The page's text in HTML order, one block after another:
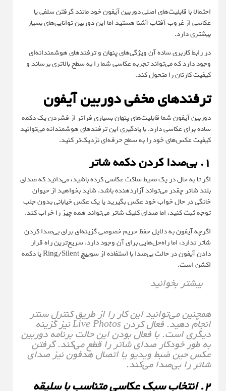
احتمالا با قابلیت‌های اصلی دوربین آیفون خود مانند گرفتن سلفی یا
عکاسی از غروب آفتاب آشنا هستید اما این دوربین توانایی‌های بسیار
بیشتری دارد.
در رابط کاربری ساده آن ویژگی‌های پنهان و ترفندهای هوشمندانه‌ای
وجود دارد که می‌تواند تجربه عکاسی شما را به سطح بالاتری برساند و
کیفیت کارتان را متحول کند.
ترفندهای مخفی دوربین آیفون
دوربین آیفون شما قابلیت‌های پنهان بسیاری فراتر از فشردن یک دکمه
ساده برای عکاسی دارد. با یادگیری این ترفندهای هوشمندانه می‌توانید
کیفیت عکس‌های خود را به سطح حرفه‌ای نزدیک‌تر کنید.
اگر تا به حال در یک محیط ساکت عکاسی کرده باشید، می‌دانید که صدای
بلند شاتر چقدر می‌تواند آزاردهنده باشد. شاید بخواهید از حیوان
خانگی در حال خواب خود عکس بگیرید یا یک عکس خیابانی بدون جلب
توجه ثبت کنید، اما صدای کلیک شاتر می‌تواند همه چیز را خراب کند.
اگرچه آیفون به دلایل حفظ حریم خصوصی گزینه‌ای برای بی‌صدا کردن
شاتر ندارد، اما راه‌حل‌هایی برای آن وجود دارد. سریع‌ترین راه قرار
دادن آیفون در حالت بی‌صدا با استفاده از سوییچ Ring/Silent یا دکمه
اکشن است.
بیشتر بخوانید
همچنین می‌توانید این کار را از طریق کنترل سنتر
انجام دهید. فعال کردن Live Photos نیز گزینه
دیگری است. با فعال بودن این حالت برنامه دوربین
به طور خودکار صدای شاتر را قطع می‌کند. گرفتن
عکس حین ضبط ویدیو یا اتصال هدفون نیز صدای
شاتر را بی‌صدا می‌کند.
۲. انتخاب سبک عکاسی متناسب با سلیقه